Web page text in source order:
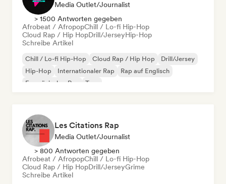
Media Outlet/Journalist
> 1500 Antworten gegeben
Afrobeat / AfropopChill / Lo-fi Hip-Hop
Cloud Rap / Hip HopDrill/JerseyHip-Hop
Schreibe Artikel
Chill / Lo-fi Hip-Hop Cloud Rap / Hip Hop
Drill/Jersey
Hip-Hop
Internationaler Rap
Rap auf Englisch
Französischer Rap
Trap
Les Citations Rap
Media Outlet/Journalist
> 800 Antworten gegeben
Afrobeat / AfropopChill / Lo-fi Hip-Hop
Cloud Rap / Hip HopDrill/JerseyGrime
Schreibe Artikel